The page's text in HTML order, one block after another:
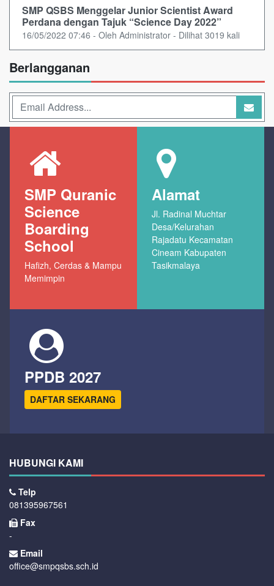
SMP QSBS Menggelar Junior Scientist Award
Perdana dengan Tajuk “Science Day 2022”
16/05/2022 07:46 - Oleh Administrator - Dilihat 3019 kali
Berlangganan
SMP Quranic
Science
Boarding
School
Hafizh, Cerdas & Mampu
Memimpin
Alamat
Jl. Radinal Muchtar
Desa/Kelurahan
Rajadatu Kecamatan
Cineam Kabupaten
Tasikmalaya
PPDB 2027
DAFTAR SEKARANG
HUBUNGI KAMI
Telp
081395967561
Fax
-
Email
office@smpqsbs.sch.id